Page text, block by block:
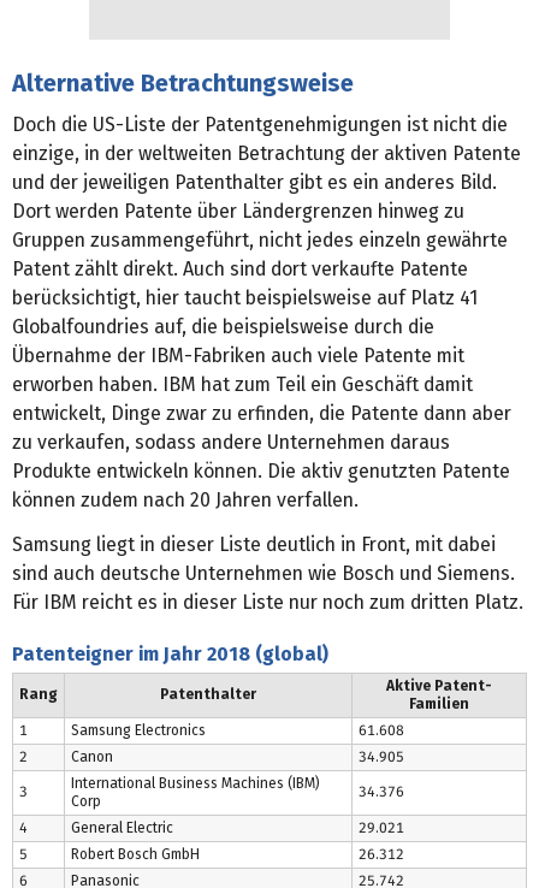
Alternative Betrachtungsweise
Doch die US-Liste der Patentgenehmigungen ist nicht die
einzige, in der weltweiten Betrachtung der aktiven Patente
und der jeweiligen Patenthalter gibt es ein anderes Bild.
Dort werden Patente über Ländergrenzen hinweg zu
Gruppen zusammengeführt, nicht jedes einzeln gewährte
Patent zählt direkt. Auch sind dort verkaufte Patente
berücksichtigt, hier taucht beispielsweise auf Platz 41
Globalfoundries auf, die beispielsweise durch die
Übernahme der IBM-Fabriken auch viele Patente mit
erworben haben. IBM hat zum Teil ein Geschäft damit
entwickelt, Dinge zwar zu erfinden, die Patente dann aber
zu verkaufen, sodass andere Unternehmen daraus
Produkte entwickeln können. Die aktiv genutzten Patente
können zudem nach 20 Jahren verfallen.
Samsung liegt in dieser Liste deutlich in Front, mit dabei
sind auch deutsche Unternehmen wie Bosch und Siemens.
Für IBM reicht es in dieser Liste nur noch zum dritten Platz.
Patenteigner im Jahr 2018 (global)
Rang Patenthalter
Aktive Patent-
Familien
1
Samsung Electronics
61.608
2
Canon 34.905
3
International Business Machines (IBM)
Corp
34.376
4 General Electric
29.021
5
Robert Bosch GmbH
26.312
6
Panasonic
25.742